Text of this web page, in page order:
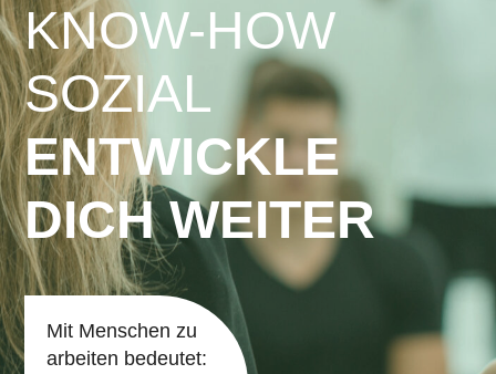
KNOW-HOW
SOZIAL
ENTWICKLE
DICH WEITER
Mit Menschen zu
arbeiten bedeutet: